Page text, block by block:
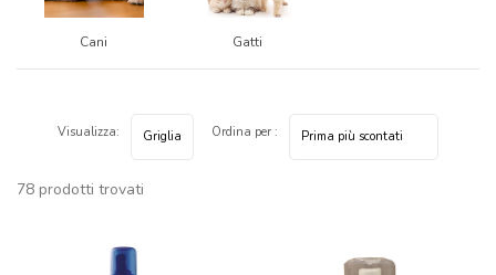
Cani Gatti
78 prodotti trovati
Visualizza: Ordina per :